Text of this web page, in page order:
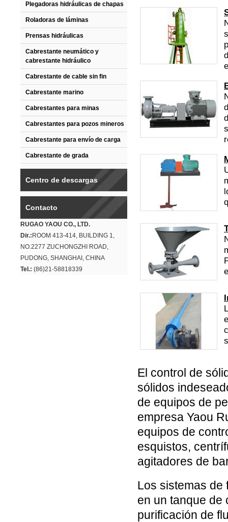
Plegadoras hidráulicas de chapas
Roladoras de láminas
Prensas hidráulicas
Cabrestante neumático y
cabrestante hidráulico
Cabrestante de cable sin fin
Cabrestante marino
Cabrestantes para minas
Cabrestantes para pozos mineros
Cabrestante para envío de carga
Cabrestante de grada
Centro de descargas
Contacto
RUGAO YAOU CO., LTD.
Dir.: ROOM 413-414, BUILDING 1,
NO.2277 ZUCHONGZHI ROAD,
PUDONG, SHANGHAI, CHINA
Tel.: (86)21-58818339
El control de
sólidos
de equipos de
empresa Yaou
equipos de
esquistos,
agitadores de
Los sistemas de
en un tanque de
purificación de